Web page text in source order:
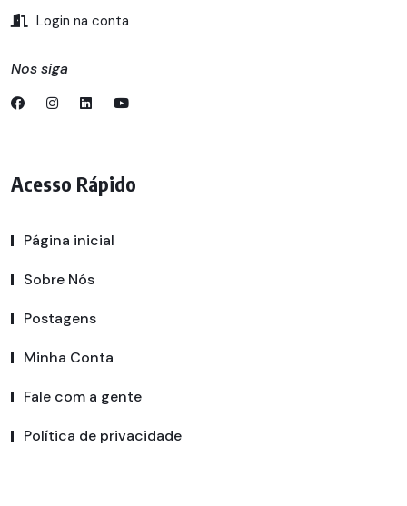
Login na conta
Nos siga
Acesso Rápido
Página inicial
Sobre Nós
Postagens
Minha Conta
Fale com a gente
Política de privacidade